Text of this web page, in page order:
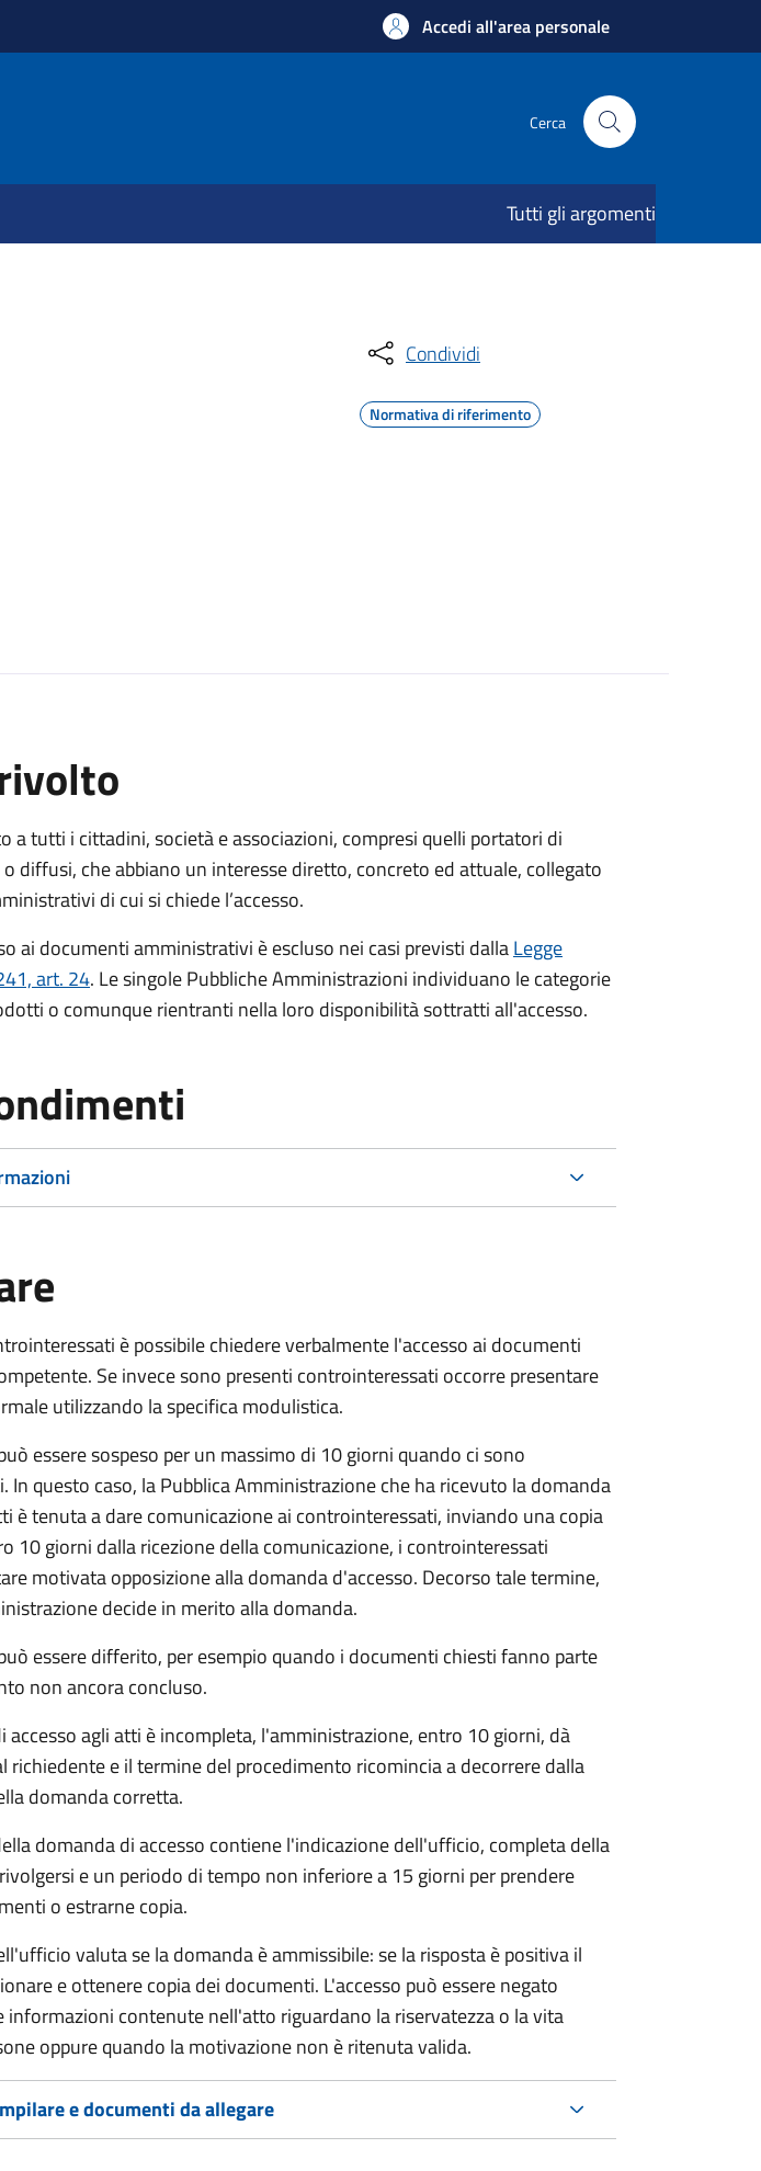
Accedi all'area personale
Cerca
Tutti gli argomenti
Condividi
Normativa di riferimento
a tutti i cittadini, società e associazioni, compresi quelli portatori di
diffusi, che abbiano un interesse diretto, concreto ed attuale, collegato
di cui si chiede l’accesso.
ai documenti amministrativi è escluso nei casi previsti dallaLegge
art. 24. Le singole Pubbliche Amministrazioni individuano le categorie
o comunque rientranti nella loro disponibilità sottratti all'accesso.
è possibile chiedere verbalmente l'accesso ai documenti
Se invece sono presenti controinteressati occorre presentare
utilizzando la specifica modulistica.
essere sospeso per un massimo di 10 giorni quando ci sono
In questo caso, la Pubblica Amministrazione che ha ricevuto la domanda
è tenuta a dare comunicazione ai controinteressati, inviando una copia
10 giorni dalla ricezione della comunicazione, i controinteressati
motivata opposizione alla domanda d'accesso. Decorso tale termine,
decide in merito alla domanda.
essere differito, per esempio quando i documenti chiesti fanno parte
non ancora concluso.
accesso agli atti è incompleta, l'amministrazione, entro 10 giorni, dà
richiedente e il termine del procedimento ricomincia a decorrere dalla
domanda corretta.
domanda di accesso contiene l'indicazione dell'ufficio, completa della
e un periodo di tempo non inferiore a 15 giorni per prendere
o estrarne copia.
valuta se la domanda è ammissibile: se la risposta è positiva il
e ottenere copia dei documenti. L'accesso può essere negato
informazioni contenute nell'atto riguardano la riservatezza o la vita
oppure quando la motivazione non è ritenuta valida.
e documenti da allegare